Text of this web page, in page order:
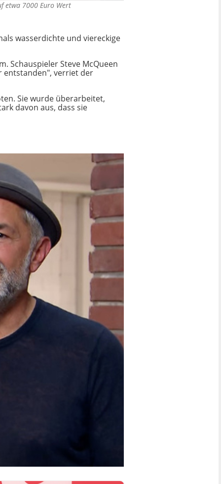
etwa 7000 Euro Wert
wasserdichte und viereckige
Schauspieler Steve McQueen
entstanden", verriet der
Sie wurde überarbeitet,
davon aus, dass sie